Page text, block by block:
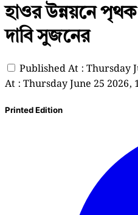
হাওর উন্নয়নে পৃথক
দাবি সুজনের
Published At : Thursday
At : Thursday June 25 2026,
Printed Edition